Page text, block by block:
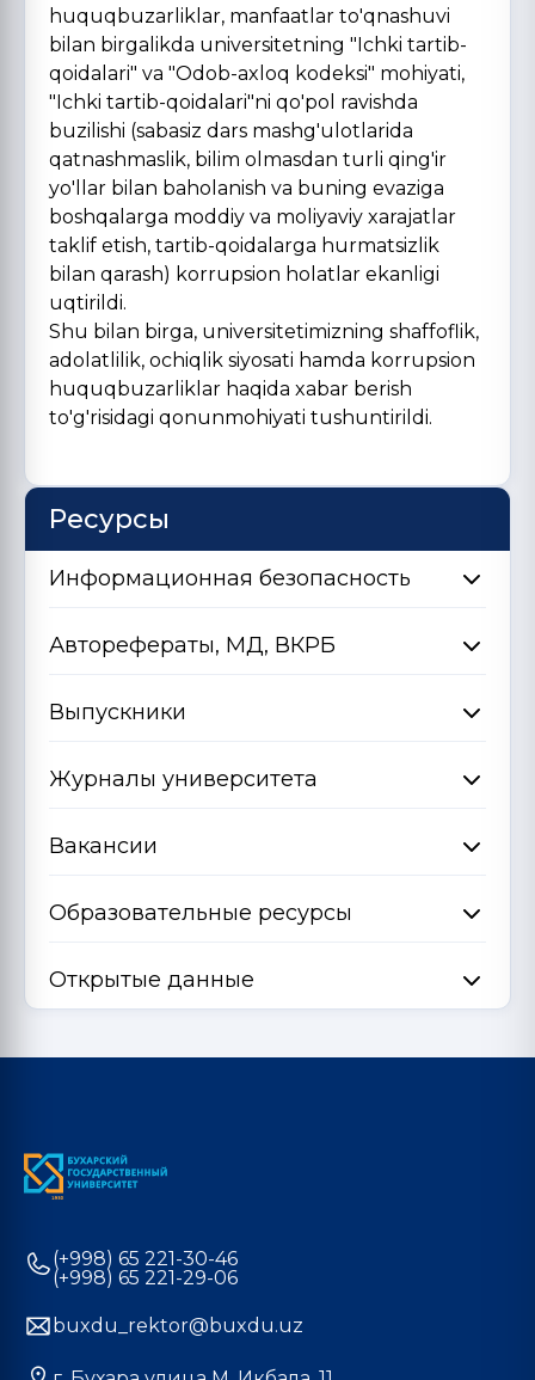
huquqbuzarliklar, manfaatlar to'qnashuvi
bilan birgalikda universitetning "Ichki tartib-
qoidalari" va "Odob-axloq kodeksi" mohiyati,
"Ichki tartib-qoidalari"ni qo'pol ravishda
buzilishi (sabasiz dars mashg'ulotlarida
qatnashmaslik, bilim olmasdan turli qing'ir
yo'llar bilan baholanish va buning evaziga
boshqalarga moddiy va moliyaviy xarajatlar
taklif etish, tartib-qoidalarga hurmatsizlik
bilan qarash) korrupsion holatlar ekanligi
uqtirildi.
Shu bilan birga, universitetimizning shaffoflik,
adolatlilik, ochiqlik siyosati hamda korrupsion
huquqbuzarliklar haqida xabar berish
to'g'risidagi qonunmohiyati tushuntirildi.
Ресурсы
Информационная безопасность
Авторефераты, МД, ВКРБ
Выпускники
Журналы университета
Вакансии
Образовательные ресурсы
Открытые данные
(+998) 65 221-30-46
(+998) 65 221-29-06
buxdu_rektor@buxdu.uz